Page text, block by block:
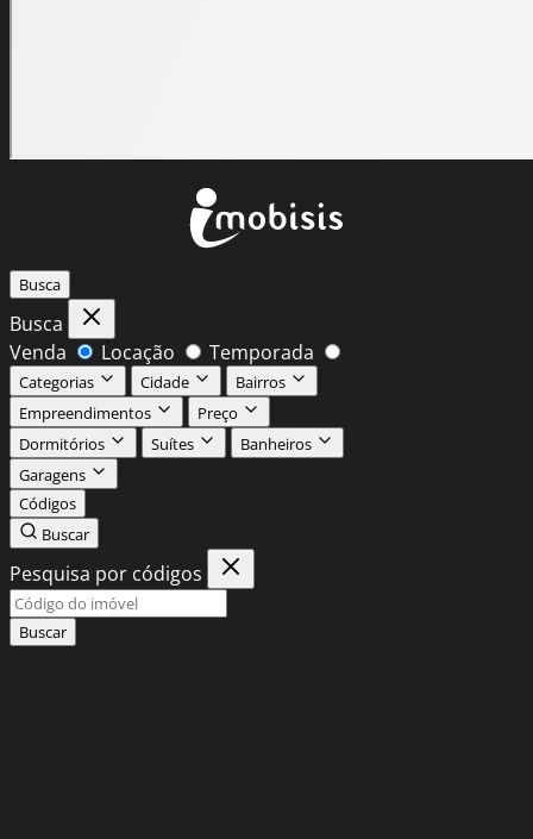
Busca
Busca
Venda
Locação Temporada
Categorias Cidade
Bairros
Empreendimentos
Preço
Dormitórios
Suítes
Banheiros
Garagens
Códigos
Buscar
Pesquisa por códigos
Buscar